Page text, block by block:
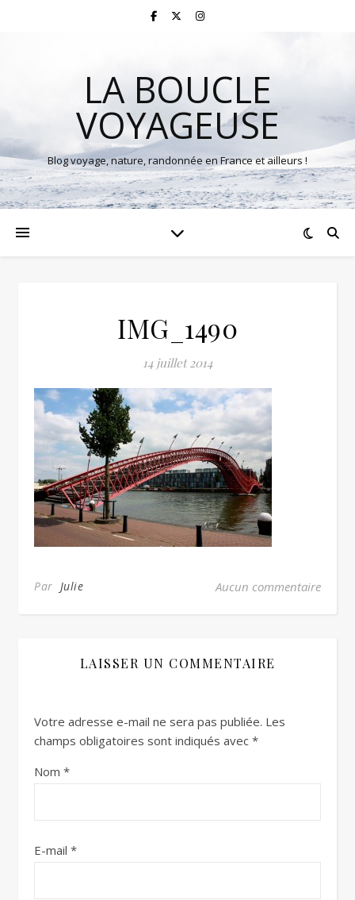
LA BOUCLE
VOYAGEUSE
Blog voyage, nature, randonnée en France et ailleurs !
IMG_1490
14 juillet 2014
Par Julie Aucun commentaire
LAISSER UN COMMENTAIRE
Votre adresse e-mail ne sera pas publiée. Les
champs obligatoires sont indiqués avec *
Nom *
E-mail *